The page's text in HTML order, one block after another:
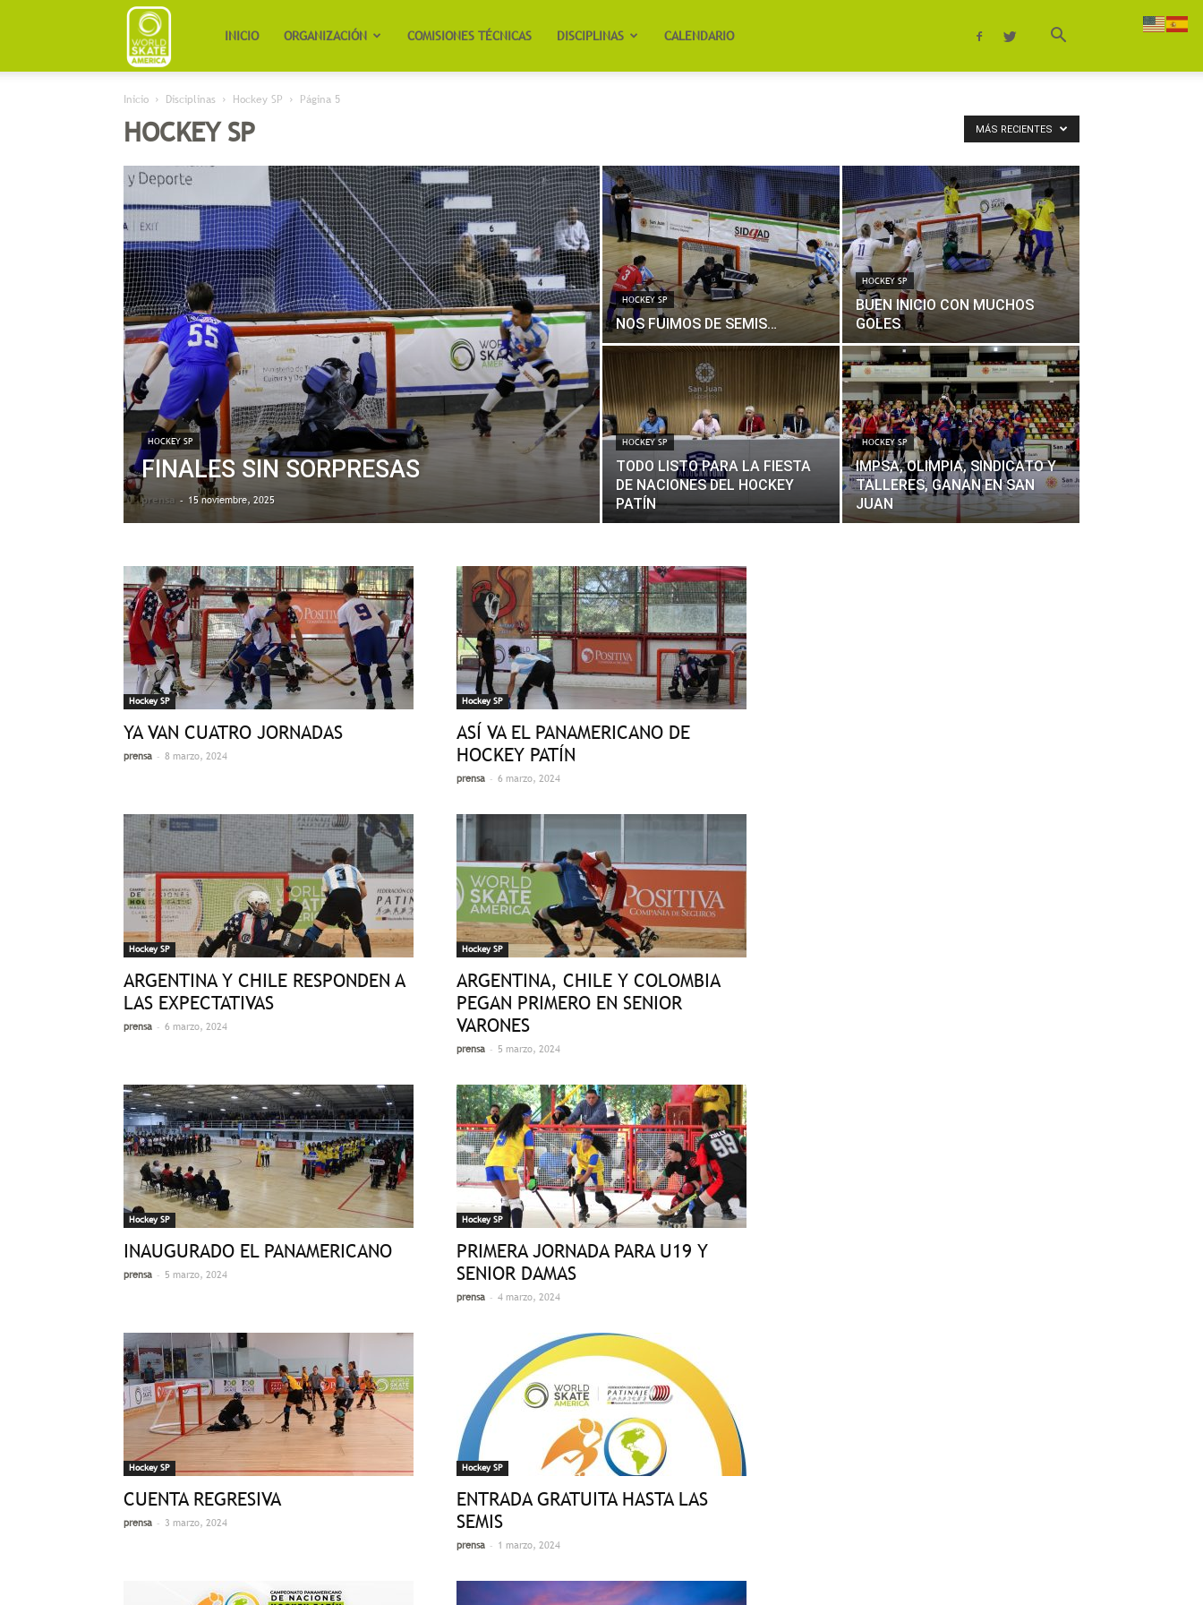
Worldskate
America
INICIO ORGANIZACIÓN COMISIONES TÉCNICAS DISCIPLINAS CALENDARIO
Inicio Disciplinas Hockey SP Página 5
HOCKEY SP MÁS RECIENTES
HOCKEY SP
FINALES SIN SORPRESAS
prensa - 15 noviembre, 2025
HOCKEY SP
NOS FUIMOS DE SEMIS…
HOCKEY SP
BUEN INICIO CON MUCHOS
GOLES
HOCKEY SP
TODO LISTO PARA LA FIESTA
DE NACIONES DEL HOCKEY
PATÍN
HOCKEY SP
IMPSA, OLIMPIA, SINDICATO Y
TALLERES, GANAN EN SAN
JUAN
Hockey SP
YA VAN CUATRO JORNADAS
prensa - 8 marzo, 2024
Hockey SP
ASÍ VA EL PANAMERICANO DE
HOCKEY PATÍN
prensa - 6 marzo, 2024
Hockey SP
ARGENTINA Y CHILE RESPONDEN A
LAS EXPECTATIVAS
prensa - 6 marzo, 2024
Hockey SP
ARGENTINA, CHILE Y COLOMBIA
PEGAN PRIMERO EN SENIOR
VARONES
prensa - 5 marzo, 2024
Hockey SP
INAUGURADO EL PANAMERICANO
prensa - 5 marzo, 2024
Hockey SP
PRIMERA JORNADA PARA U19 Y
SENIOR DAMAS
prensa - 4 marzo, 2024
Hockey SP
CUENTA REGRESIVA
prensa - 3 marzo, 2024
Hockey SP
ENTRADA GRATUITA HASTA LAS
SEMIS
prensa - 1 marzo, 2024